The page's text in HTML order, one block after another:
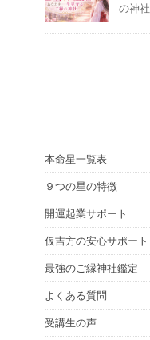
の神社
本命星一覧表
９つの星の特徴
開運起業サポート
仮吉方の安心サポート
最強のご縁神社鑑定
よくある質問
受講生の声